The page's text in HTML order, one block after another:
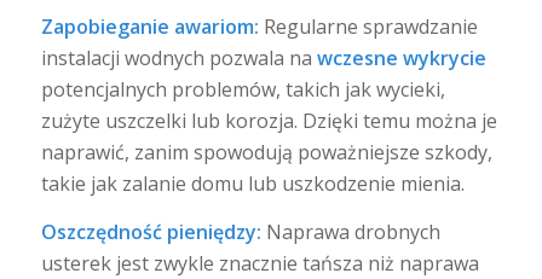
Zapobieganie awariom: Regularne sprawdzanie
instalacji wodnych pozwala na wczesne wykrycie
potencjalnych problemów, takich jak wycieki,
zużyte uszczelki lub korozja. Dzięki temu można je
naprawić, zanim spowodują poważniejsze szkody,
takie jak zalanie domu lub uszkodzenie mienia.
Oszczędność pieniędzy: Naprawa drobnych
usterek jest zwykle znacznie tańsza niż naprawa